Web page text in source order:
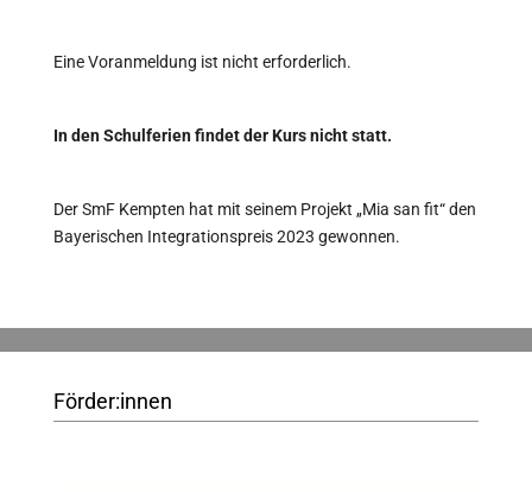
Eine Voranmeldung ist nicht erforderlich.
In den Schulferien findet der Kurs nicht statt.
Der SmF Kempten hat mit seinem Projekt „Mia san fit“ den
Bayerischen Integrationspreis 2023 gewonnen.
Förder:innen